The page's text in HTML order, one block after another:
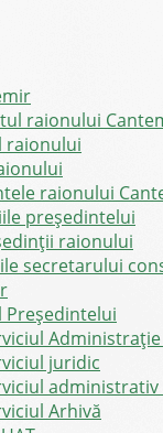
raionului
raionului
raionului
președintelui
raionului
secretarului
Preşedintelui
juridic
administrativ
Arhivă